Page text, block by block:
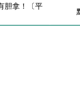
胆拿！〔平